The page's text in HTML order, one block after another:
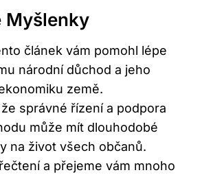
Myšlenky
článek vám pomohl lépe
národní důchod a jeho
země.
správné řízení a podpora
může mít dlouhodobé
na život všech občanů.
a přejeme vám mnoho